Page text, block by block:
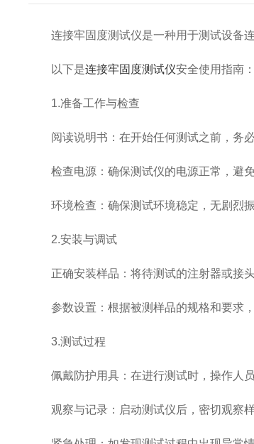
连接牢固度测试仪是一种用于测试设备连
以下是连接牢固度测试仪安全使用指南：
1.准备工作与检查
阅读说明书：在开始任何测试之前，务必
检查电源：确保测试仪的电源正常，避免
环境检查：确保测试环境稳定，无剧烈振
2.安装与调试
正确安装样品：将待测试的注射器或接头
参数设置：根据被测样品的规格和要求，
3.测试过程
佩戴防护用具：在进行测试时，操作人员
观察与记录：启动测试仪后，密切观察样